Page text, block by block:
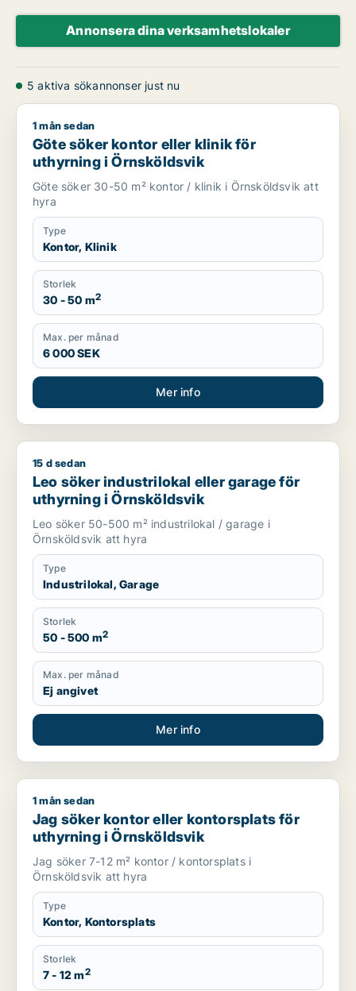
Annonsera dina verksamhetslokaler
5 aktiva sökannonser just nu
Göte söker kontor eller klinik för uthyrning i Örnsköldsvik
1 mån sedan
Göte söker kontor eller klinik för
uthyrning i Örnsköldsvik
Göte söker 30-50 m² kontor / klinik i Örnsköldsvik att
hyra
Type
Kontor, Klinik
Storlek
30 - 50 m2
Max. per månad
6 000 SEK
Mer info
Leo söker industrilokal eller garage för uthyrning i
15 d sedan
Leo söker industrilokal eller garage för
uthyrning i Örnsköldsvik
Leo söker 50-500 m² industrilokal / garage i
Örnsköldsvik att hyra
Type
Industrilokal, Garage
Storlek
50 - 500 m2
Max. per månad
Ej angivet
Mer info
Jag söker kontor eller kontorsplats för uthyrning i
1 mån sedan
Jag söker kontor eller kontorsplats för
uthyrning i Örnsköldsvik
Jag söker 7-12 m² kontor / kontorsplats i
Örnsköldsvik att hyra
Type
Kontor, Kontorsplats
Storlek
7 - 12 m2